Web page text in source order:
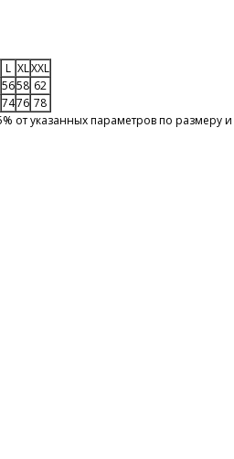
L XLXXL
5658 62
7476 78
от указанных параметров по размеру и